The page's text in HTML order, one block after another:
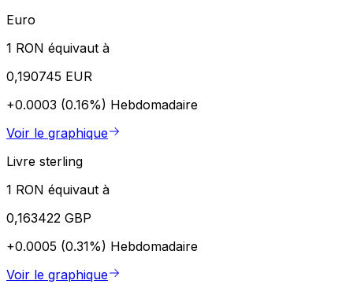
Euro
1 RON équivaut à
0,190745 EUR
+0.0003 (0.16%) Hebdomadaire
Voir le graphique
Livre sterling
1 RON équivaut à
0,163422 GBP
+0.0005 (0.31%) Hebdomadaire
Voir le graphique